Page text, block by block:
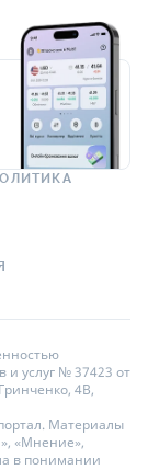
и услуг № 37423 от
4В,
Материалы
«Мнение»,
в понимании